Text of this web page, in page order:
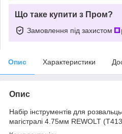
Що таке купити з Пром?
Замовлення під захистом
Опис Характеристики
Опис
Набір інструментів для
магістралі 4.75мм REWOLT